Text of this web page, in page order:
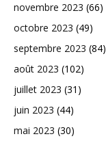
novembre 2023 (66)
octobre 2023 (49)
septembre 2023 (84)
août 2023 (102)
juillet 2023 (31)
juin 2023 (44)
mai 2023 (30)